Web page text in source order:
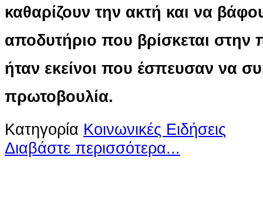
καθαρίζουν την ακτή και να
αποδυτήριο που βρίσκεται στην
ήταν εκείνοι που έσπευσαν να
πρωτοβουλία.
Κατηγορία Κοινωνικές Ειδήσεις
Διαβάστε περισσότερα...